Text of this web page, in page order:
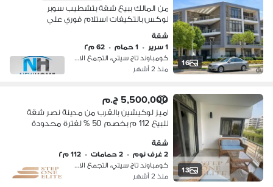
16
من المالك ببيع شقة بتشطيب سوبر
لوكس بالتكيفات استلام فوري علي
امام المطار - التجمع الخامس - مدينة نصر
شقة
1 سرير
• 1 حمام • 62 م٢
كومباوند تاج سيتي، التجمع الاول
منذ 2 أشهر
13
5,500,000 ج.م
اميز لوكيشين بالقرب من مدينة نصر شقة
للبيع 112 م بخصم 50 % لفترة محدودة
شقة
2 غرف نوم
• 2 حمامات • 112 م٢
كومباوند تاج سيتي، التجمع الاول
منذ 2 أشهر